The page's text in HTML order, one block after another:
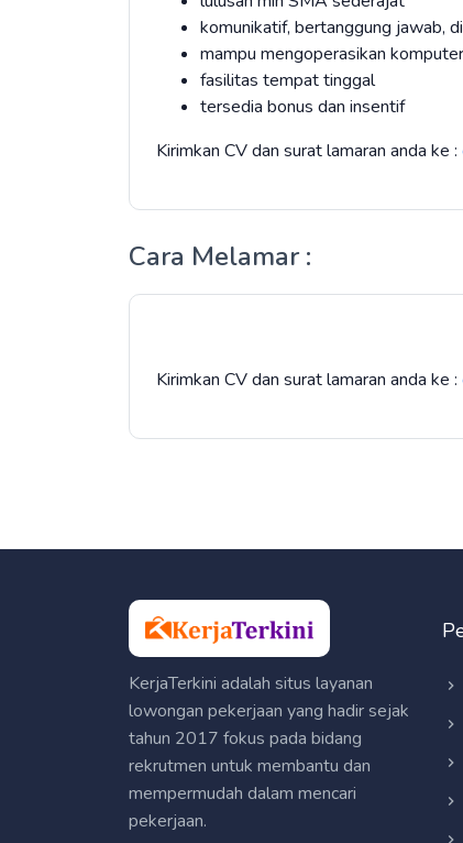
komunikatif, bertanggung jawab,
mampu mengoperasikan komputer
fasilitas tempat tinggal
tersedia bonus dan insentif
Kirimkan CV dan surat lamaran anda ke :
Cara Melamar :
Kirimkan CV dan surat lamaran anda ke :
KerjaTerkini adalah situs layanan
lowongan pekerjaan yang hadir sejak
tahun 2017 fokus pada bidang
rekrutmen untuk membantu dan
mempermudah dalam mencari
pekerjaan.